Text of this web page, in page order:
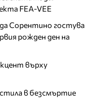
FEA-VEE
Сорентино гостува
рожден ден на
върху
в безсмъртие